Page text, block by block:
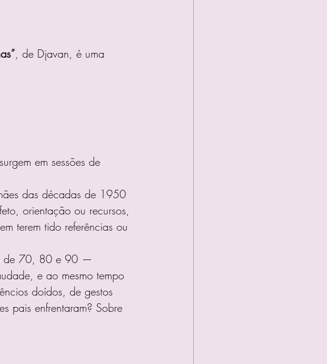
, de Djavan, é uma
em sessões de
das décadas de 1950
orientação ou recursos,
terem tido referências ou
de 70, 80 e 90 —
e ao mesmo tempo
doídos, de gestos
pais enfrentaram? Sobre